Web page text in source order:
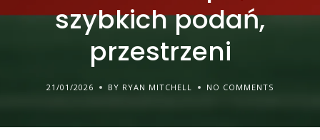
szybkich podań,
przestrzeni
21/01/2026 BY RYAN MITCHELL NO COMMENTS